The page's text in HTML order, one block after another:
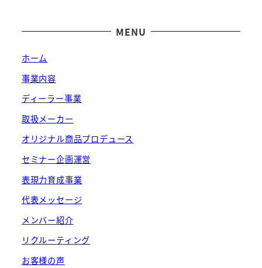
MENU
ホーム
事業内容
ディーラー事業
取扱メーカー
オリジナル商品プロデュース
セミナー企画運営
表現力育成事業
代表メッセージ
メンバー紹介
リクルーティング
お客様の声